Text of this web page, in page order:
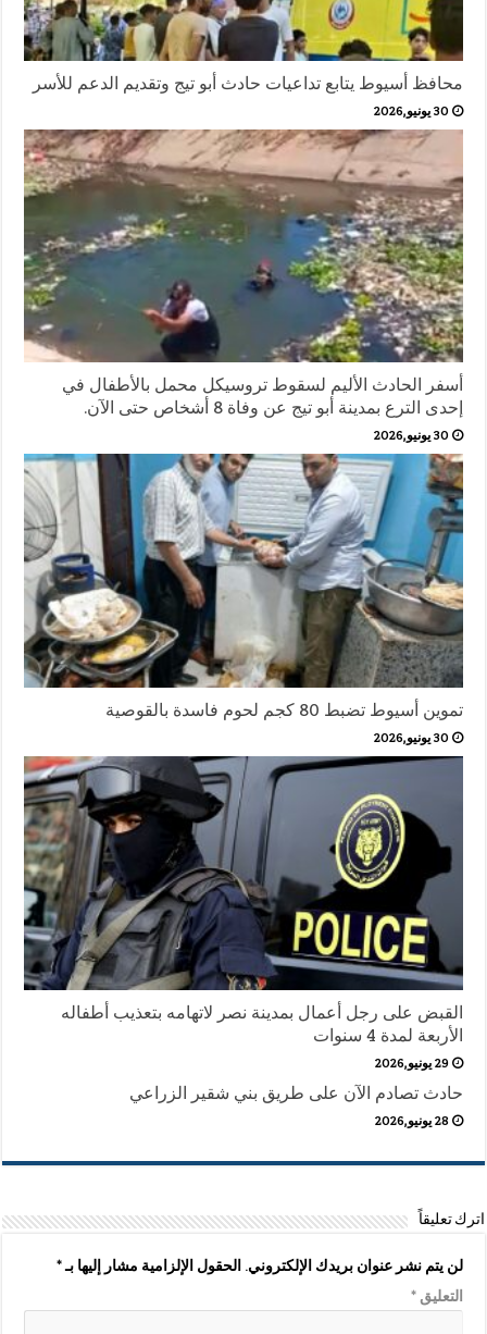
محافظ أسيوط يتابع تداعيات حادث أبو تيج وتقديم الدعم للأسر
30 يونيو,2026
أسفر الحادث الأليم لسقوط تروسيكل محمل بالأطفال في
إحدى الترع بمدينة أبو تيج عن وفاة 8 أشخاص حتى الآن.
30 يونيو,2026
تموين أسيوط تضبط 80 كجم لحوم فاسدة بالقوصية
30 يونيو,2026
القبض على رجل أعمال بمدينة نصر لاتهامه بتعذيب أطفاله
الأربعة لمدة 4 سنوات
29 يونيو,2026
حادث تصادم الآن على طريق بني شقير الزراعي
28 يونيو,2026
اترك تعليقاً
لن يتم نشر عنوان بريدك الإلكتروني. الحقول الإلزامية مشار إليها بـ*
التعليق*